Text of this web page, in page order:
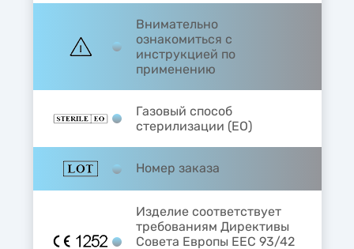
Внимательно
ознакомиться с
инструкцией по
применению
Газовый способ
стерилизации (EO)
Номер заказа
Изделие соответствует
требованиям Директивы
Совета Европы ЕЕС 93/42